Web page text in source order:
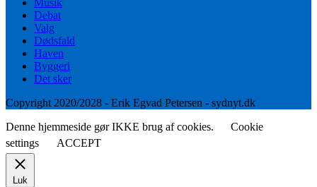
Musik
Debat
Valg
Dødsfald
Haven
Byggeri
Det sker
Copyright 2020/2028 - Erik Egvad Petersen - sydnyt.dk
Denne hjemmeside gør IKKE brug af cookies.
Cookie
settings
ACCEPT
Luk